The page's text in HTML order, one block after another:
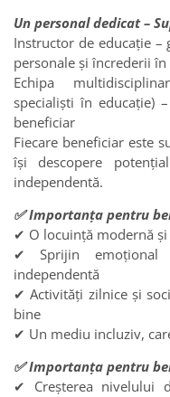
‍Un personal dedicat –
Instructor de educație
personale și încrederii în
Echipa
specialiști în educație)
beneficiar
Fiecare beneficiar este
își descopere
independentă.
✅ Importanța pentru
✔ O locuință modernă și
✔ Sprijin
independentă
✔ Activități zilnice și
bine
✔ Un mediu incluziv,
✅ Importanța pentru
✔ Creșterea nivelului